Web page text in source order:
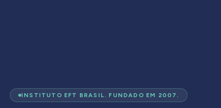
INSTITUTO EFT BRASIL. FUNDADO EM 2007.